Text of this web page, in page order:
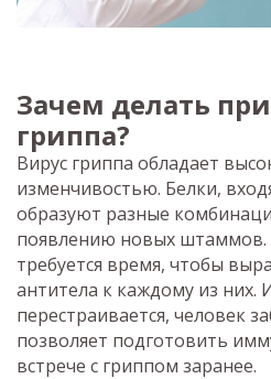
Зачем делать
гриппа?
Вирус гриппа обладает
изменчивостью. Белки,
образуют разные
появлению новых
требуется время, чтобы
антитела к каждому из них.
перестраивается, человек
позволяет подготовить
встрече с гриппом заранее.